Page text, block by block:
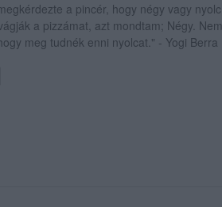
a pincér, hogy négy vagy nyolc
a pizzámat, azt mondtam; Négy. Nem
meg tudnék enni nyolcat." - Yogi Berra